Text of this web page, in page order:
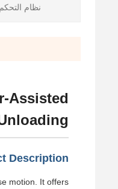
نظام
Assisted
Description
motion. It offers